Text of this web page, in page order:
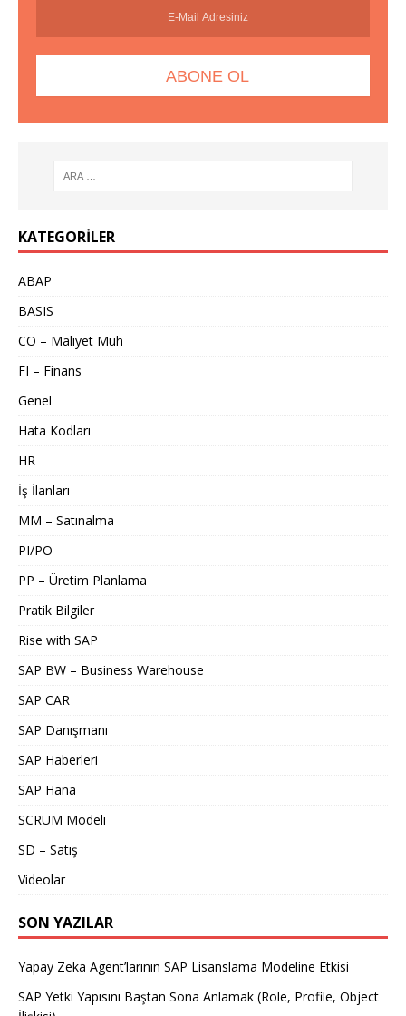
KATEGORILER
ABAP
BASIS
CO – Maliyet Muh
FI – Finans
Genel
Hata Kodları
HR
İş İlanları
MM – Satınalma
PI/PO
PP – Üretim Planlama
Pratik Bilgiler
Rise with SAP
SAP BW – Business Warehouse
SAP CAR
SAP Danışmanı
SAP Haberleri
SAP Hana
SCRUM Modeli
SD – Satış
Videolar
SON YAZILAR
Yapay Zeka Agent’larının SAP Lisanslama Modeline Etkisi
SAP Yetki Yapısını Baştan Sona Anlamak (Role, Profile, Object